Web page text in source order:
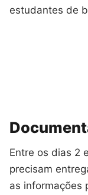
estudantes de
Entre os dias 2
precisam
as informações